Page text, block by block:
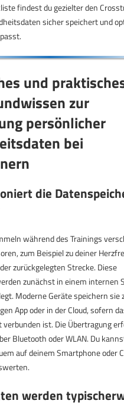
findest du gezielter den
sicher speichert und
und
zur
persönlicher
bei
die
während des Trainings
zum Beispiel zu deiner
zurückgelegten Strecke. Diese
zunächst in einem internen
Moderne Geräte speichern sie
App oder in der Cloud, sofern
ist. Die Übertragung
Bluetooth oder WLAN. Du
auf deinem Smartphone oder
werden